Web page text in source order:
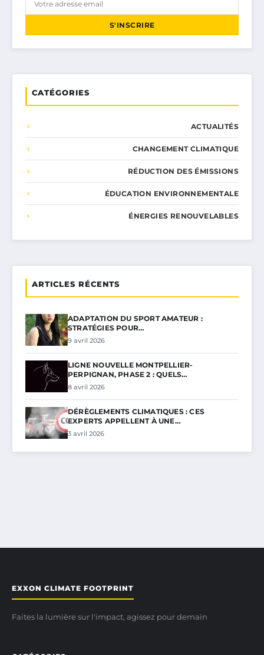
S'INSCRIRE
CATÉGORIES
ACTUALITÉS
CHANGEMENT CLIMATIQUE
RÉDUCTION DES ÉMISSIONS
ÉDUCATION ENVIRONNEMENTALE
ÉNERGIES RENOUVELABLES
ARTICLES RÉCENTS
ADAPTATION DU SPORT AMATEUR :
STRATÉGIES POUR…
9 avril 2026
LIGNE NOUVELLE MONTPELLIER-
PERPIGNAN, PHASE 2 : QUELS…
8 avril 2026
DÉRÈGLEMENTS CLIMATIQUES : CES
EXPERTS APPELLENT À UNE…
3 avril 2026
EXXON CLIMATE FOOTPRINT
Faites la lumière sur l'impact, agissez pour demain